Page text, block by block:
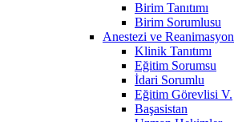
Birim Tanıtımı
Birim Sorumlusu
Anestezi ve Reanimasyon
Klinik Tanıtımı
Eğitim Sorumsu
İdari Sorumlu
Eğitim Görevlisi V.
Başasistan